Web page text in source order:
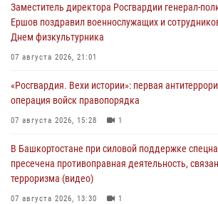
Заместитель директора Росгвардии генерал-
Ершов поздравил военнослужащих и
Днем физкультурника
07 августа 2026, 21:01
«Росгвардия. Вехи истории»: первая
операция войск правопорядка
07 августа 2026, 15:28 1
В Башкортостане при силовой поддержке
пресечена противоправная деятельность,
терроризма (видео)
07 августа 2026, 13:30 1